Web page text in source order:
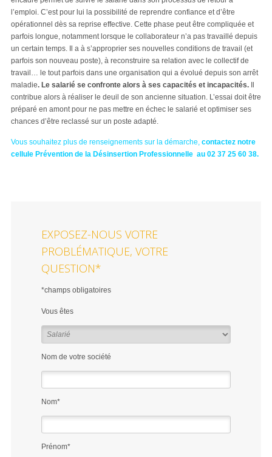
l’emploi. C’est pour lui la possibilité de reprendre confiance et d’être
opérationnel dès sa reprise effective. Cette phase peut être compliquée et
parfois longue, notamment lorsque le collaborateur n’a pas travaillé depuis
un certain temps. Il a à s’approprier ses nouvelles conditions de travail (et
parfois son nouveau poste), à reconstruire sa relation avec le collectif de
travail… le tout parfois dans une organisation qui a évolué depuis son arrêt
maladie. Le salarié se confronte alors à ses capacités et incapacités.
contribue alors à réaliser le deuil de son ancienne situation. L’essai doit être
préparé en amont pour ne pas mettre en échec le salarié et optimiser ses
chances d’être reclassé sur un poste adapté.
Vous souhaitez plus de renseignements sur la démarche, contactez notre
cellule Prévention de la Désinsertion Professionnelle au 02 37 25 60 38.
EXPOSEZ-NOUS VOTRE
PROBLÉMATIQUE, VOTRE
QUESTION*
*champs obligatoires
Vous êtes
Nom de votre société
Nom*
Prénom*